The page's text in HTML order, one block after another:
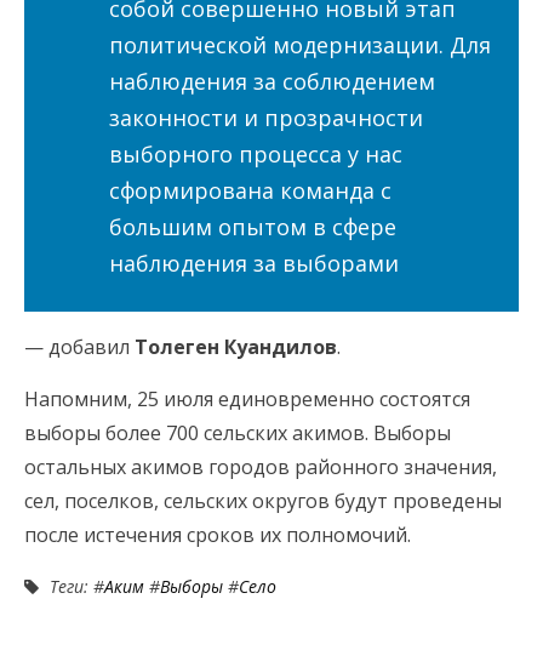
собой совершенно новый этап
политической модернизации. Для
наблюдения за соблюдением
законности и прозрачности
выборного процесса у нас
сформирована команда с
большим опытом в сфере
наблюдения за выборами
— добавил Толеген Куандилов.
Напомним, 25 июля единовременно состоятся
выборы более 700 сельских акимов. Выборы
остальных акимов городов районного значения,
сел, поселков, сельских округов будут проведены
после истечения сроков их полномочий.
Теги: #Аким #Выборы #Село